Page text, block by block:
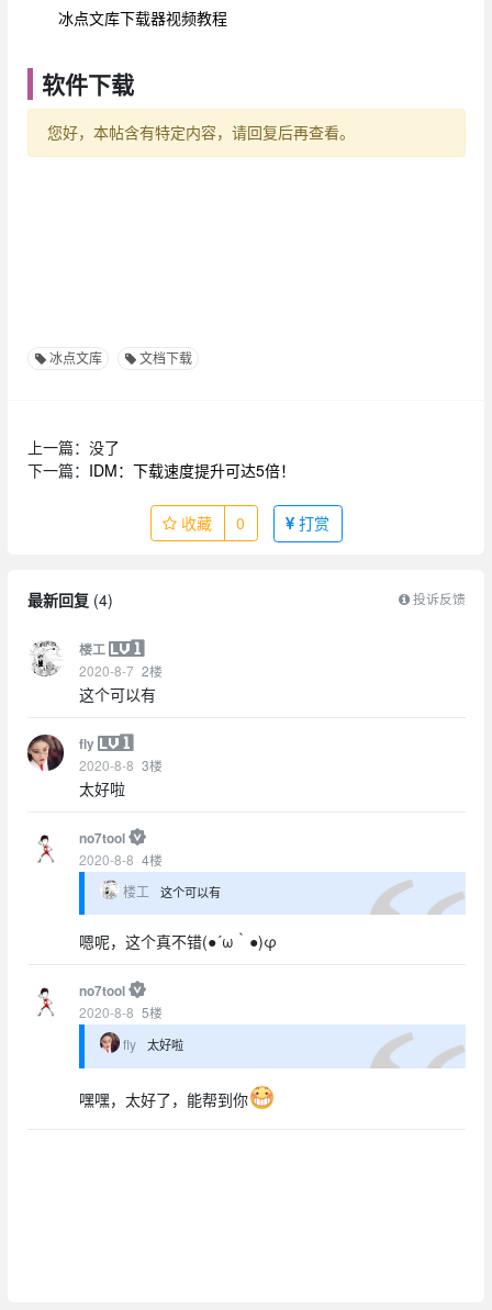
冰点文库下载器视频教程
软件下载
您好，本帖含有特定内容，请回复后再查看。
冰点文库 文档下载
上一篇：没了
下一篇： IDM：下载速度提升可达5倍！
收藏 0 打赏
最新回复(4) 投诉反馈
楼工
2020-8-7 2楼
这个可以有
fly
2020-8-8 3楼
太好啦
no7tool
2020-8-8 4楼
楼工
这个可以有
嗯呢，这个真不错(●´ω｀●)φ
no7tool
2020-8-8 5楼
fly
太好啦
嘿嘿，太好了，能帮到你